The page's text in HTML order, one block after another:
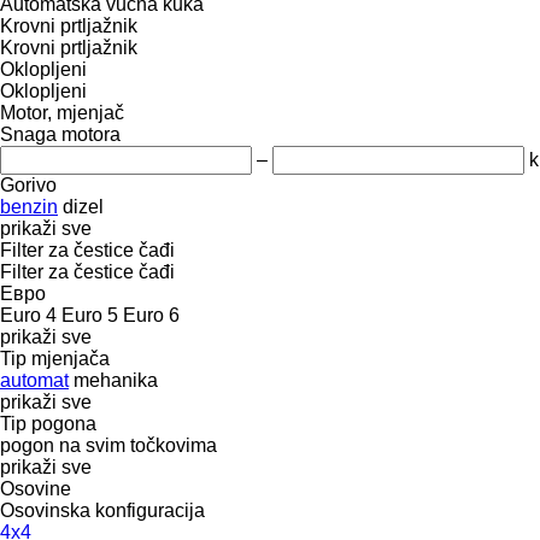
Krovni prtljažnik
Krovni prtljažnik
Oklopljeni
Oklopljeni
Motor, mjenjač
Snaga motora
–
Gorivo
benzin dizel
prikaži sve
Filter za čestice čađi
Filter za čestice čađi
Евро
Euro 4 Euro 5 Euro 6
prikaži sve
Tip mјenjača
automat mehanika
prikaži sve
Tip pogona
pogon na svim točkovima
prikaži sve
Osovine
Osovinska konfiguracija
4x4